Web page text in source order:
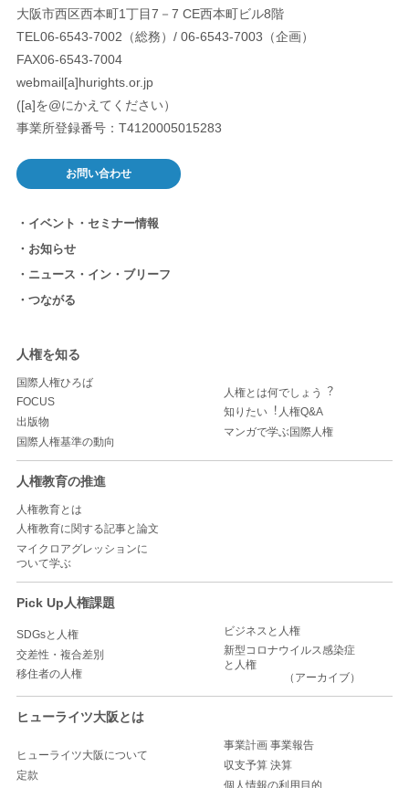
大阪市西区西本町1丁目7－7 CE西本町ビル8階
TEL06-6543-7002（総務）/ 06-6543-7003（企画）
FAX06-6543-7004
webmail[a]hurights.or.jp
([a]を@にかえてください）
事業所登録番号：T4120005015283
お問い合わせ
イベント・セミナー情報
お知らせ
ニュース・イン・ブリーフ
つながる
人権を知る
国際人権ひろば
FOCUS
出版物
国際人権基準の動向
人権とは何でしょう︖
知りたい︕人権Q&A
マンガで学ぶ国際人権
人権教育の推進
人権教育とは
人権教育に関する記事と論文
マイクロアグレッションに
ついて学ぶ
Pick Up人権課題
SDGsと人権
交差性・複合差別
移住者の人権
ビジネスと人権
新型コロナウイルス感染症
と人権
（アーカイブ）
ヒューライツ大阪とは
ヒューライツ大阪について
定款
事業計画 事業報告
収支予算 決算
個人情報の利用目的